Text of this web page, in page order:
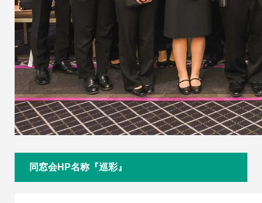
同窓会HP名称『巡彩』